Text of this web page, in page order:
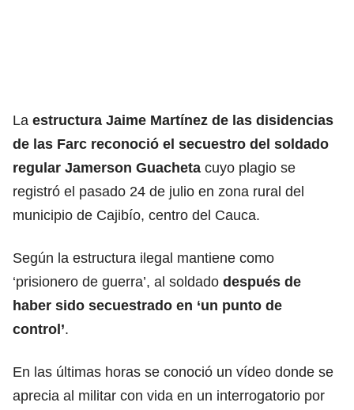
La estructura Jaime Martínez de las disidencias
de las Farc reconoció el secuestro del soldado
regular Jamerson Guacheta cuyo plagio se
registró el pasado 24 de julio en zona rural del
municipio de Cajibío, centro del Cauca.
Según la estructura ilegal mantiene como
‘prisionero de guerra’, al soldado después de
haber sido secuestrado en ‘un punto de
control’.
En las últimas horas se conoció un vídeo donde se
aprecia al militar con vida en un interrogatorio por